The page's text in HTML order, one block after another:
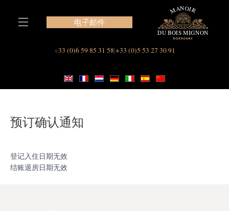
电子邮件
+33 (0)6 59 85 31 58|+33 (0)5 53 27 30 91
预订确认通知
登记入住日期无效
结账退房日期无效